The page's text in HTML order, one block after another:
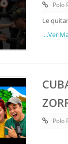
Polo
Le
...Ver
Polo